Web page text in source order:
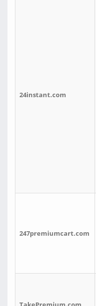
24instant.com
247premiumcart.com